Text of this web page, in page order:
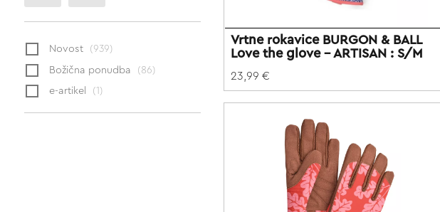
Novost (939)
Božična ponudba (86)
e-artikel (1)
Vrtne rokavice BURGON & BALL
Love the glove - ARTISAN : S/M
23,99 €